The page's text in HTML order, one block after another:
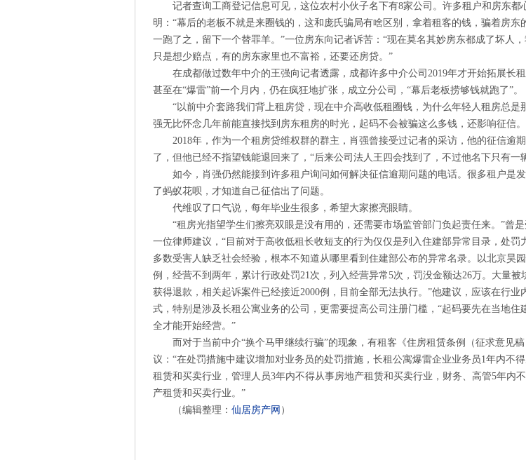
记者查询工商登记信息可见，这位农村小伙子名下有8家公司。许多租户和房东都
明：“幕后的老板不就是来圈钱的，这和庞氏骗局有啥区别，拿着租客的钱，骗着房东
一跑了之，留下一个替罪羊。”一位房东向记者诉苦：“现在莫名其妙房东都成了坏人
只是想少赔点，有的房东家里也不富裕，还要还房贷。”
在成都做过数年中介的王强向记者透露，成都许多中介公司2019年才开始拓展长租
甚至在“爆雷”前一个月内，仍在疯狂地扩张，成立分公司，“幕后老板捞够钱就跑了”。
“以前中介套路我们背上租房贷，现在中介高收低租圈钱，为什么年轻人租房总是
强无比怀念几年前能直接找到房东租房的时光，起码不会被骗这么多钱，还影响征信。
2018年，作为一个租房贷维权群的群主，肖强曾接受过记者的采访，他的征信逾
了，但他已经不指望钱能退回来了，“后来公司法人王四会找到了，不过他名下只有一
如今，肖强仍然能接到许多租户询问如何解决征信逾期问题的电话。很多租户是
了蚂蚁花呗，才知道自己征信出了问题。
代维叹了口气说，每年毕业生很多，希望大家擦亮眼睛。
“租房光指望学生们擦亮双眼是没有用的，还需要市场监管部门负起责任来。”曾
一位律师建议，“目前对于高收低租长收短支的行为仅仅是列入住建部异常目录，处罚
多数受害人缺乏社会经验，根本不知道从哪里看到住建部公布的异常名录。以北京昊
例，经营不到两年，累计行政处罚21次，列入经营异常5次，罚没金额达26万。大量被
获得退款，相关起诉案件已经接近2000例，目前全部无法执行。”他建议，应该在行业
式，特别是涉及长租公寓业务的公司，更需要提高公司注册门槛，“起码要先在当地住
全才能开始经营。”
而对于当前中介“换个马甲继续行骗”的现象，有租客《住房租赁条例（征求意见
议：“在处罚措施中建议增加对业务员的处罚措施，长租公寓爆雷企业业务员1年内不
租赁和买卖行业，管理人员3年内不得从事房地产租赁和买卖行业，财务、高管5年内
产租赁和买卖行业。”
（编辑整理： 仙居房产网 ）